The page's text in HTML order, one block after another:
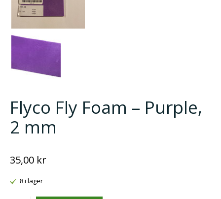
Flyco Fly Foam – Purple,
2 mm
35,00 kr
8 i lager